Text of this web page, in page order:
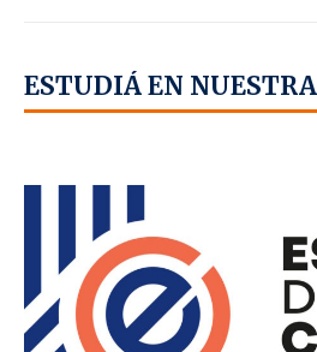
ESTUDIÁ EN